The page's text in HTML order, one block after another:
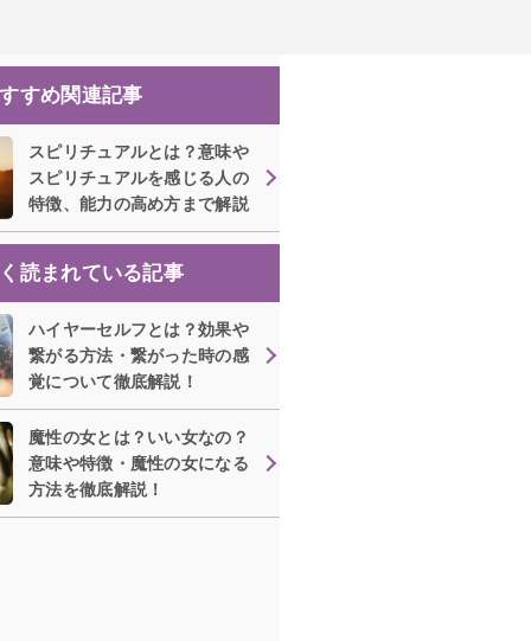
祈願祈祷 ヒーリング
東洋占星術
四柱推命
九星気学
姓名判断 夢占い
すめ関連記事
スピリチュアルとは？意味や
スピリチュアルを感じる人の
特徴、能力の高め方まで解説
読まれている記事
ハイヤーセルフとは？効果や
繋がる方法・繋がった時の感
覚について徹底解説！
魔性の女とは？いい女なの？
意味や特徴・魔性の女になる
方法を徹底解説！